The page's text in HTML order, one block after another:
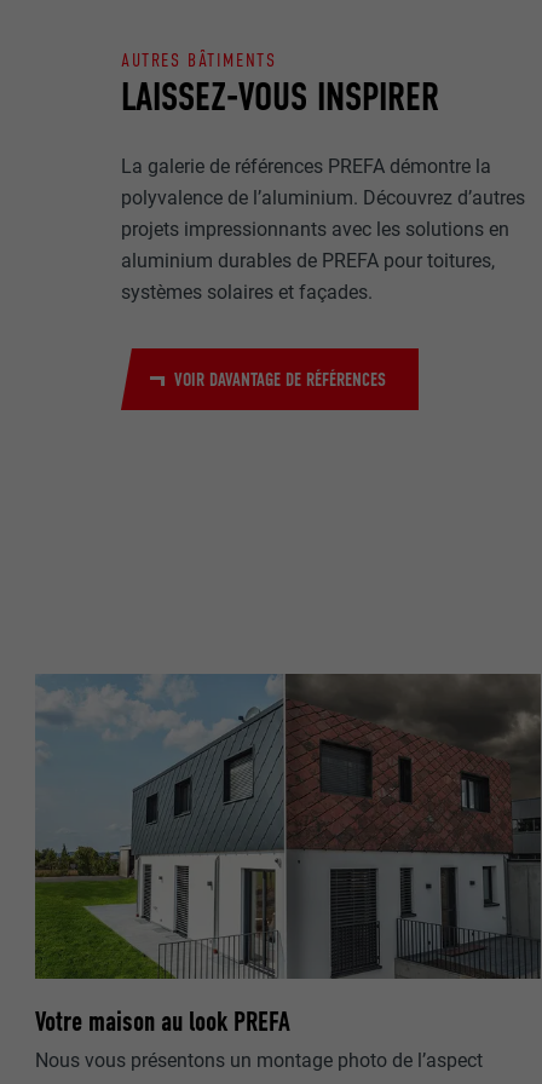
LAISSEZ-VOUS INSPIRER
AUTRES BÂTIMENTS
La galerie de références PREFA démontre la
polyvalence de l’aluminium. Découvrez d’autres
projets impressionnants avec les solutions en
aluminium durables de PREFA pour toitures,
systèmes solaires et façades.
VOIR DAVANTAGE DE RÉFÉRENCES
Votre maison au look PREFA
Nous vous présentons un montage photo de l’aspect
NOM
EXPIRATION
UTILITÉ
EXPIRATION
UTILITÉ
NOM
EXPIRATION
MARKETING
Les cookies «
annonceurs
visiteurs à
plateformes
EXPIRATION
UTILITÉ
NOM
UTILITÉ